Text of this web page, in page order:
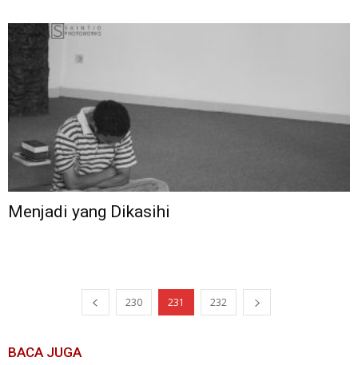
Menjadi yang Dikasihi
230 231 232
BACA JUGA